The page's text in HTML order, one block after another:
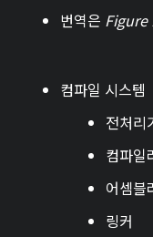
번역은 Figure
컴파일 시스템
전처리
컴파일
어셈블
링커